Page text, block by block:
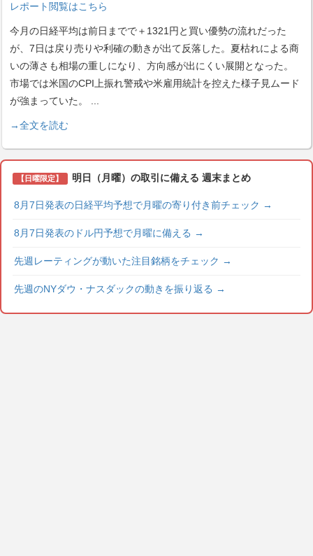
レポート閲覧はこちら
今月の日経平均は前日までで＋1321円と買い優勢の流れだった
が、7日は戻り売りや利確の動きが出て反落した。夏枯れによる商
いの薄さも相場の重しになり、方向感が出にくい展開となった。
市場では米国のCPI上振れ警戒や米雇用統計を控えた様子見ムード
が強まっていた。
→全文を読む
【日曜限定】 明日（月曜）の取引に備える 週末まとめ
8月7日発表の日経平均予想で月曜の寄り付き前チェック →
8月7日発表のドル円予想で月曜に備える →
先週レーティングが動いた注目銘柄をチェック →
先週のNYダウ・ナスダックの動きを振り返る →